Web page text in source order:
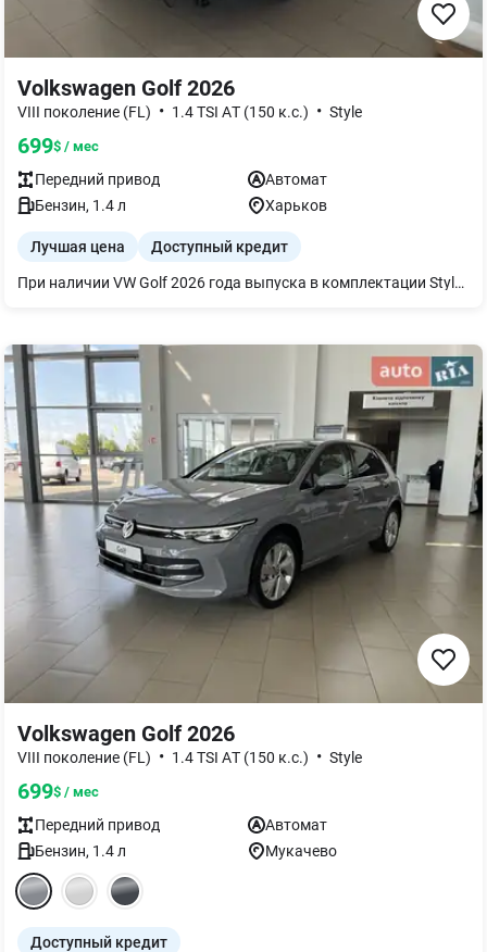
Volkswagen Golf 2026
VIII поколение (FL) • 1.4 TSI AТ (150 к.с.) • Style
699$ / мес
Передний привод
Автомат
Бензин, 1.4л Харьков
Лучшая цена Доступный кредит
При наличии VW Golf 2026 года выпуска в комплектации Style В комплектации уже есть все необходимое для комфортного использования: Камеры 360; Все ассистенты безопасности; Адаптивный круиз-контроль; Комбинированный салон с памятью и массажем водительского кресла; Бесключевой доступ Да много другого
Volkswagen Golf 2026
VIII поколение (FL) • 1.4 TSI AТ (150 к.с.) • Style
699$ / мес
Передний привод
Автомат
Бензин, 1.4л Мукачево
Доступный кредит